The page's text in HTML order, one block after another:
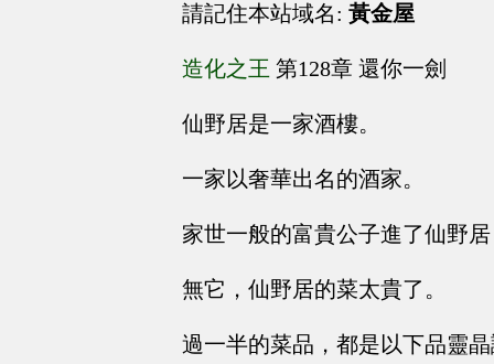
請記住本站域名: 黃金屋
造化之王 第128章 還你一劍
仙野居是一家酒樓。
一家以奢華出名的酒家。
家世一般的富貴公子進了仙野
無它，仙野居的菜太貴了。
過一半的菜品，都是以下品靈